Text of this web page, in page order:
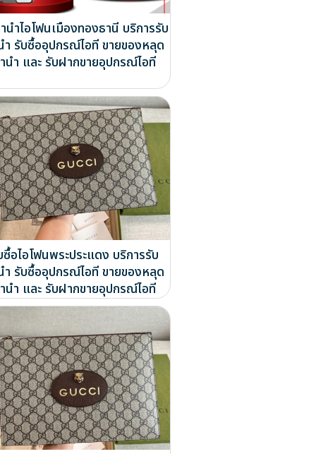
นำไอโฟนเมืองทองธานี บริการรับ
ำ รับซื้ออุปกรณ์ไอที ขายของหลุด
นำ และ รับฝากขายอุปกรณ์ไอที
ซื้อไอโฟนพระประแดง บริการรับ
ำ รับซื้ออุปกรณ์ไอที ขายของหลุด
นำ และ รับฝากขายอุปกรณ์ไอที